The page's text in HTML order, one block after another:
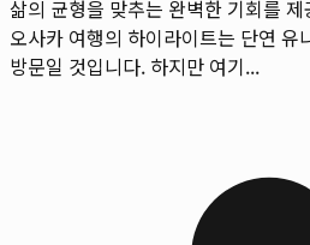
삶의 균형을 맞추는 완벽한 기회를
오사카 여행의 하이라이트는 단연
방문일 것입니다. 하지만 여기...